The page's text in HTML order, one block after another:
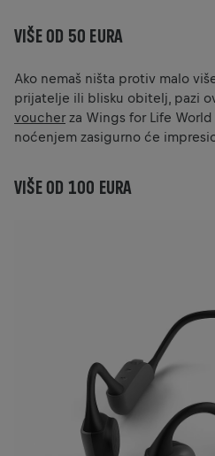
VIŠE OD 50 EURA
Ako nemaš ništa protiv malo
prijatelje ili blisku obitelj, pazi
voucherza Wings for Life World
noćenjem zasigurno će
VIŠE OD 100 EURA